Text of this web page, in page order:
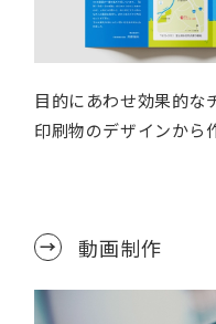
目的にあわせ効果的な
印刷物のデザインから
動画制作